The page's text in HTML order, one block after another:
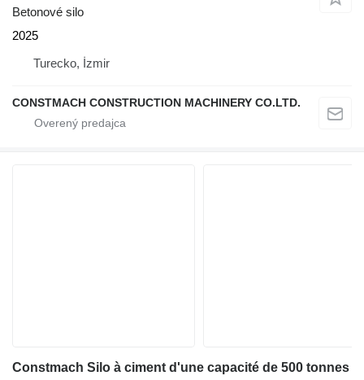
Betonové silo
2025
Turecko, İzmir
CONSTMACH CONSTRUCTION MACHINERY CO.LTD.
Constmach Silo à ciment d'une capacité de 500 tonnes